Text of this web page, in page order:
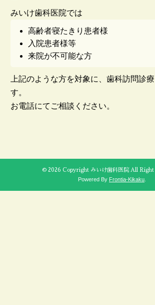
みいけ歯科医院では
高齢者寝たきり患者様
入院患者様等
来院が不可能な方
上記のような方を対象に、歯科訪問診
す。
お電話にてご相談ください。
© 2026 Copyright みいけ歯科医院 All Right
Powered By Frontia-Kikaku